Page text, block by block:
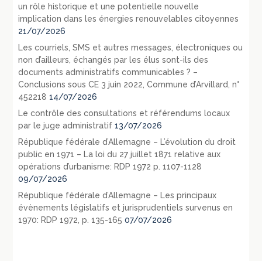
un rôle historique et une potentielle nouvelle
implication dans les énergies renouvelables citoyennes
21/07/2026
Les courriels, SMS et autres messages, électroniques ou
non d’ailleurs, échangés par les élus sont-ils des
documents administratifs communicables ? –
Conclusions sous CE 3 juin 2022, Commune d’Arvillard, n°
452218 14/07/2026
Le contrôle des consultations et référendums locaux
par le juge administratif 13/07/2026
République fédérale d’Allemagne – L’évolution du droit
public en 1971 – La loi du 27 juillet 1871 relative aux
opérations d’urbanisme: RDP 1972 p. 1107-1128
09/07/2026
République fédérale d’Allemagne – Les principaux
évènements législatifs et jurisprudentiels survenus en
1970: RDP 1972, p. 135-165 07/07/2026